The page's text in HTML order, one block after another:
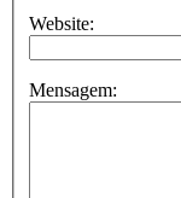
Website:
Mensagem: